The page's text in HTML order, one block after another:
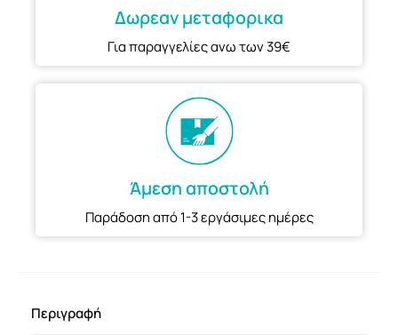
Δωρεαν μεταφορικα
Για παραγγελίες ανω των 39€
Άμεση αποστολή
Παράδοση από 1-3 εργάσιμες ημέρες
Περιγραφή